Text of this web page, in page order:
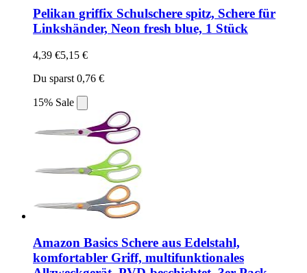
Pelikan griffix Schulschere spitz, Schere für
Linkshänder, Neon fresh blue, 1 Stück
4,39 €5,15 €
Du sparst 0,76 €
15% Sale
Amazon Basics Schere aus Edelstahl,
komfortabler Griff, multifunktionales